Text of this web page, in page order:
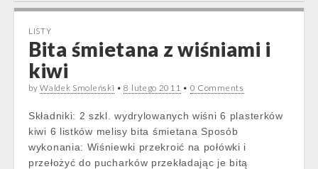
LISTY
Bita śmietana z wiśniami i
kiwi
byWaldek Smoleński •8 lutego 2011 • 0 Comments
Składniki: 2 szkl. wydrylowanych wiśni 6 plasterków
kiwi 6 listków melisy bita śmietana Sposób
wykonania: Wiśniewki przekroić na połówki i
przełożyć do pucharków przekładając je bitą